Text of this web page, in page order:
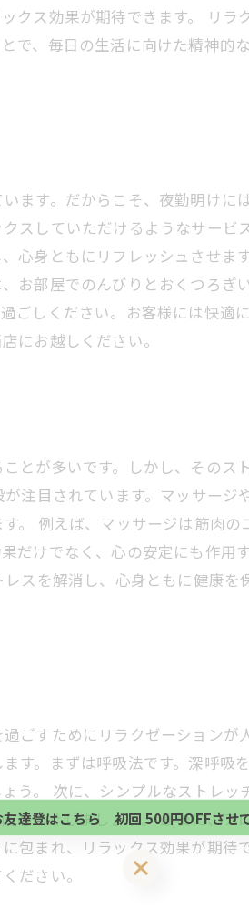
クス効果が期待できます。 リ
で、毎日の生活に向けた精神
ます。だからこそ、夜勤明け
スしていただけるようなサー
心身ともにリフレッシュさせま
お部屋でのんびりとおくつろ
ごしください。お客様には快
にお越しください。
とが多いです。しかし、その
注目されています。マッサージ
。 例えば、マッサージは筋肉
だけでなく、心の安定にも作
スを解消し、心身ともに健康
ごすためにリラクゼーション
す。まずは呼吸法です。深呼吸
う。 次に、シンプルなストレ
をほぐしましょう。 最後に、
包まれ、リラックス効果が期
ださい。
の公式LINE@にお友達登録頂
円OFFさせて頂きます。 既に
要な方 お手数ですが、✖印でお
友達登はこちら 初回 500円OFFさせ
の公式LINE@にお友達登録頂い
円OFFさせて頂きます。 既に
要な方 お手数ですが、✖印でお
友達登はこちら 初回 500円OFFさせ